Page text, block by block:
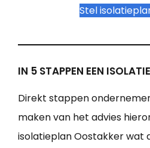
Stel
IN 5 STAPPEN EEN
Direkt stappen
maken van het advies
isolatieplan Oostakker wat